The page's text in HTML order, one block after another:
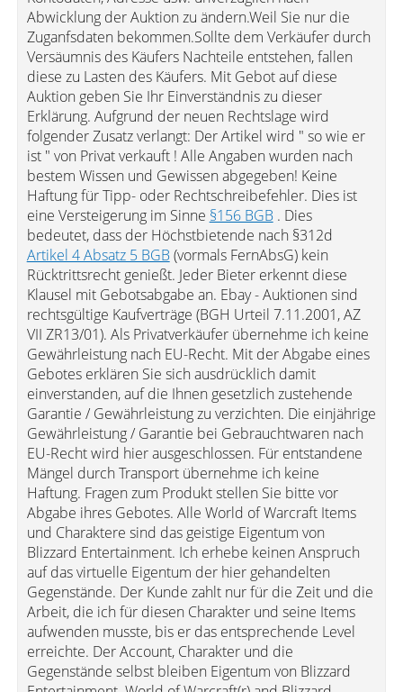
Abwicklung der Auktion zu ändern.Weil Sie nur die
Zuganfsdaten bekommen.Sollte dem Verkäufer durch
Versäumnis des Käufers Nachteile entstehen, fallen
diese zu Lasten des Käufers. Mit Gebot auf diese
Auktion geben Sie Ihr Einverständnis zu dieser
Erklärung. Aufgrund der neuen Rechtslage wird
folgender Zusatz verlangt: Der Artikel wird " so wie er
ist " von Privat verkauft ! Alle Angaben wurden nach
bestem Wissen und Gewissen abgegeben! Keine
Haftung für Tipp- oder Rechtschreibefehler. Dies ist
eine Versteigerung im Sinne §156 BGB. Dies
bedeutet, dass der Höchstbietende nach §312d
Artikel 4 Absatz 5 BGB(vormals FernAbsG) kein
Rücktrittsrecht genießt. Jeder Bieter erkennt diese
Klausel mit Gebotsabgabe an. Ebay - Auktionen sind
rechtsgültige Kaufverträge (BGH Urteil 7.11.2001, AZ
VII ZR13/01). Als Privatverkäufer übernehme ich keine
Gewährleistung nach EU-Recht. Mit der Abgabe eines
Gebotes erklären Sie sich ausdrücklich damit
einverstanden, auf die Ihnen gesetzlich zustehende
Garantie / Gewährleistung zu verzichten. Die einjährige
Gewährleistung / Garantie bei Gebrauchtwaren nach
EU-Recht wird hier ausgeschlossen. Für entstandene
Mängel durch Transport übernehme ich keine
Haftung. Fragen zum Produkt stellen Sie bitte vor
Abgabe ihres Gebotes. Alle World of Warcraft Items
und Charaktere sind das geistige Eigentum von
Blizzard Entertainment. Ich erhebe keinen Anspruch
auf das virtuelle Eigentum der hier gehandelten
Gegenstände. Der Kunde zahlt nur für die Zeit und die
Arbeit, die ich für diesen Charakter und seine Items
aufwenden musste, bis er das entsprechende Level
erreichte. Der Account, Charakter und die
Gegenstände selbst bleiben Eigentum von Blizzard